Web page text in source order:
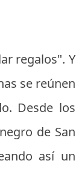
regalos". Y
se reúnen
Desde los
de San
así un